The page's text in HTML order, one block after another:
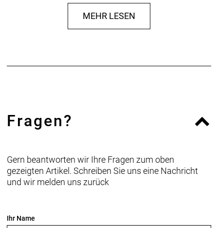
MEHR LESEN
Fragen?
Gern beantworten wir Ihre Fragen zum oben
gezeigten Artikel. Schreiben Sie uns eine Nachricht
und wir melden uns zurück
Ihr Name